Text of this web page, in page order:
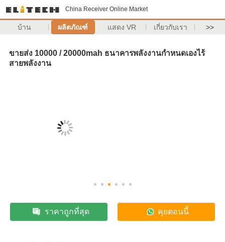
China Receiver Online Market
บ้าน ผลิตภัณฑ์ แสดง VR เกี่ยวกับเรา >>
ขายส่ง 10000 / 20000mah ธนาคารพลังงานกำหนดเองไร้
สายพลังงาน
ราคาถูกที่สุด คุยตอนนี้